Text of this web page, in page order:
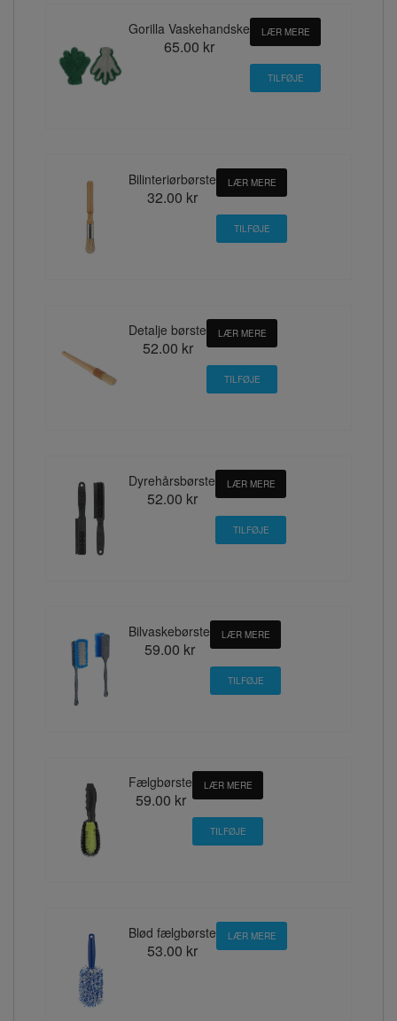
Gorilla Vaskehandske
65.00 kr
LÆR MERE
Bilinteriørbørste
32.00 kr
LÆR MERE
Detalje børste
52.00 kr
LÆR MERE
Dyrehårsbørste
52.00 kr
LÆR MERE
Bilvaskebørste
59.00 kr
LÆR MERE
Fælgbørste
59.00 kr
LÆR MERE
Blød fælgbørste
53.00 kr
LÆR MERE